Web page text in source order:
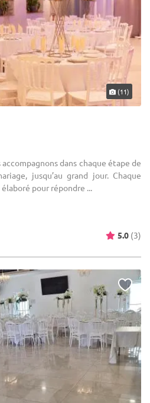
(11)
dans chaque étape de
jusqu’au grand jour. Chaque
pour répondre ...
5.0 (3)